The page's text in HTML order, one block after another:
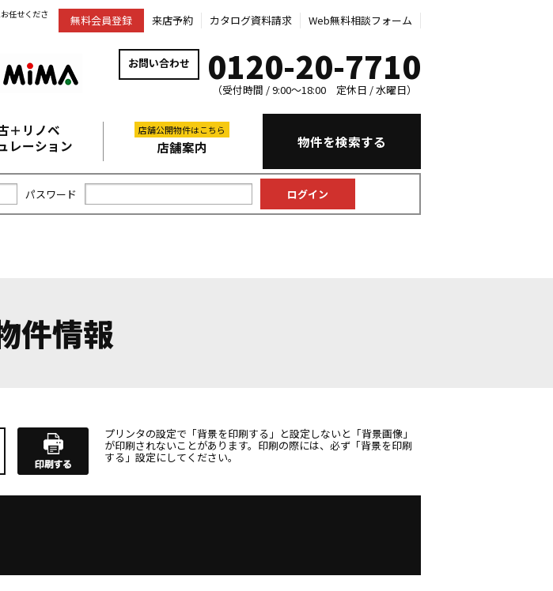
任せくださ
無料会員登録 来店予約 カタログ資料請求 Web無料相談フォーム
お問い合わせ 0120-20-7710
（受付時間 / 9:00～18:00 定休日 / 水曜日）
＋リノベ
レーション
店舗公開物件はこちら
店舗案内 物件を検索する
パスワード
件情報
プリンタの設定で「背景を印刷する」と設定しないと「背景画像」
が印刷されないことがあります。印刷の際には、必ず「背景を印刷
する」設定にしてください。